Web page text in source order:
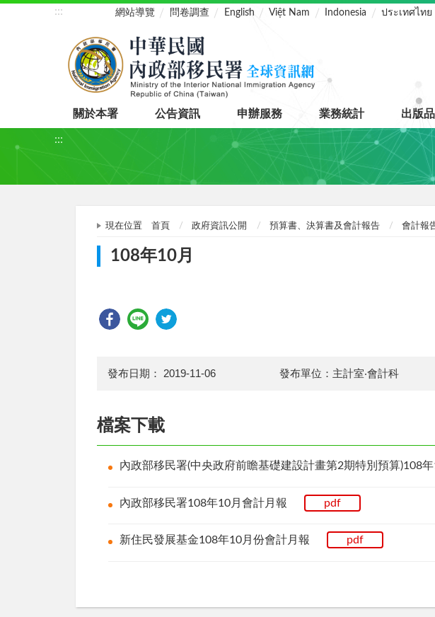
::: 網站導覽 問卷調查 English Việt Nam Indonesia ประเทศไทย
關於本署 公告資訊 申辦服務 業務統計 出版
:::
現在位置 首頁 政府資訊公開 預算書、決算書及會計報告 會計報
108年10月
發布日期： 2019-11-06 發布單位：主計室‧會計科
檔案下載
內政部移民署(中央政府前瞻基礎建設計畫第2期特別預算)108
內政部移民署108年10月會計月報 pdf
新住民發展基金108年10月份會計月報 pdf